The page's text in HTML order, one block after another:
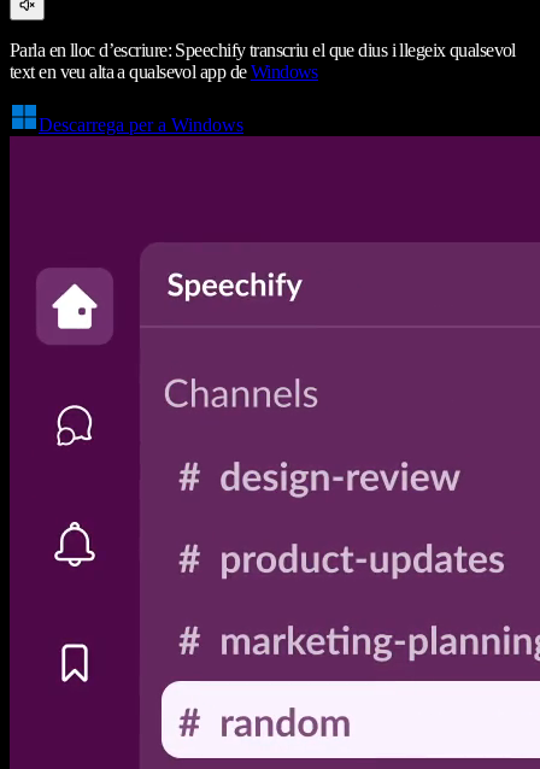
Parla en lloc d’escriure: Speechify transcriu el que dius i llegeix qualsevol
text en veu alta a qualsevol app deWindows
Descarrega per a Windows